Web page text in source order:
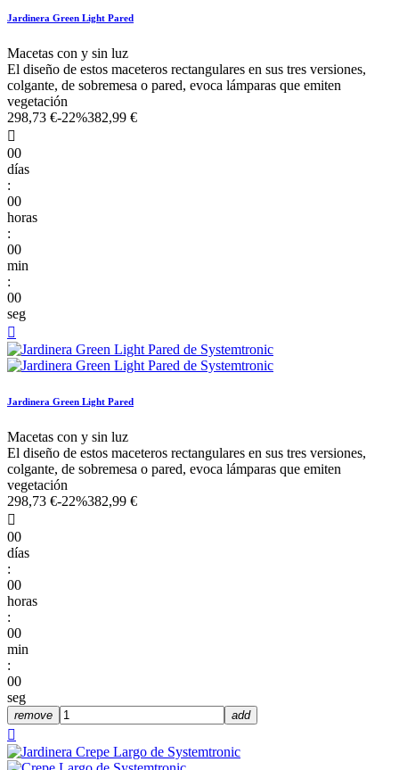
Jardinera Green Light Pared
Macetas con y sin luz
El diseño de estos maceteros rectangulares en sus tres versiones,
colgante, de sobremesa o pared, evoca lámparas que emiten
vegetación
298,73 €-22%382,99 €

00
días
:
00
horas
:
00
min
:
00
seg

Jardinera Green Light Pared
Macetas con y sin luz
El diseño de estos maceteros rectangulares en sus tres versiones,
colgante, de sobremesa o pared, evoca lámparas que emiten
vegetación
298,73 €-22%382,99 €

00
días
:
00
horas
:
00
min
:
00
seg
remove add
